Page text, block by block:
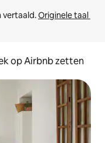
vertaald. Originele taal
op Airbnb zetten